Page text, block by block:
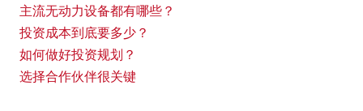
主流无动力设备都有哪些？
投资成本到底要多少？
如何做好投资规划？
选择合作伙伴很关键